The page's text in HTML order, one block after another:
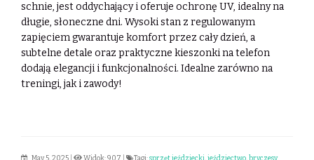
schnie, jest oddychający i oferuje ochronę UV, idealny na
długie, słoneczne dni. Wysoki stan z regulowanym
zapięciem gwarantuje komfort przez całydzień, a
subtelne detale oraz praktyczne kieszonki na telefon
dodają elegancji ifunkcjonalności. Idealne zarówno na
treningi, jak i zawody!